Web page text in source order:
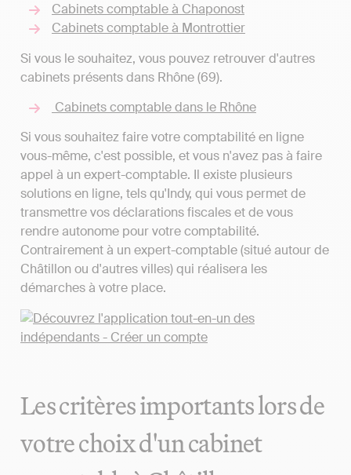
Cabinets comptable à Chaponost
Cabinets comptable à Montrottier
Si vous le souhaitez, vous pouvez retrouver d'autres
cabinets présents dans Rhône (69).
Cabinets comptable dans le Rhône
Si vous souhaitez faire votre comptabilité en ligne
vous-même, c'est possible, et vous n'avez pas à faire
appel à un expert-comptable. Il existe plusieurs
solutions en ligne, tels qu'Indy, qui vous permet de
transmettre vos déclarations fiscales et de vous
rendre autonome pour votre comptabilité.
Contrairement à un expert-comptable (situé autour de
Châtillon ou d'autres villes) qui réalisera les
démarches à votre place.
Les critères importants lors de
votre choix d'un cabinet